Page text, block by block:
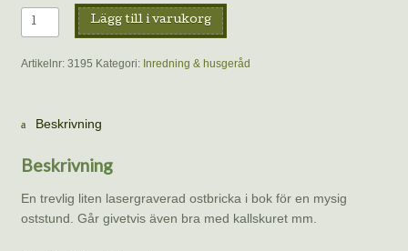
Liten
lasergraverad
ostbricka
bok,
cm/diameter.
mängd
Lägg till i varukorg
Artikelnr: 3195 Kategori: Inredning & husgeråd
Beskrivning
Beskrivning
En trevlig liten lasergraverad ostbricka i bok för en mysig
oststund. Går givetvis även bra med kallskuret mm.